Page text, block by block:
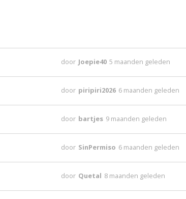
door Joepie40 5 maanden geleden
door piripiri2026 6 maanden geleden
door bartjes 9 maanden geleden
door SinPermiso 6 maanden geleden
door Quetal 8 maanden geleden